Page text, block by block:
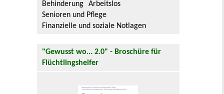
Behinderung
Arbeitslos
Senioren und Pflege
Finanzielle und soziale Notlagen
"Gewusst wo... 2.0" - Broschüre für
Flüchtlingshelfer